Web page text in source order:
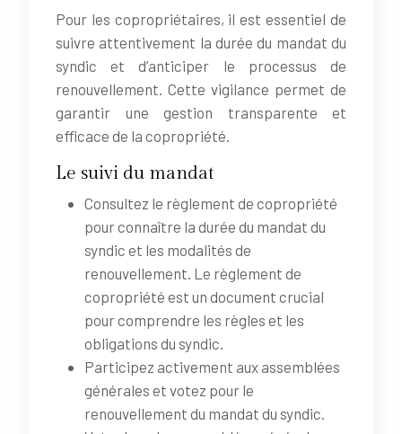
Pour les copropriétaires, il est essentiel de
suivre attentivement la durée du mandat du
syndic et d’anticiper le processus de
renouvellement. Cette vigilance permet de
garantir une gestion transparente et
efficace de la copropriété.
Le suivi du mandat
Consultez le règlement de copropriété
pour connaître la durée du mandat du
syndic et les modalités de
renouvellement. Le règlement de
copropriété est un document crucial
pour comprendre les règles et les
obligations du syndic.
Participez activement aux assemblées
générales et votez pour le
renouvellement du mandat du syndic.